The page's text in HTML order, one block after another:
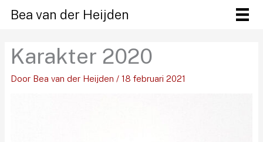
naar
inhoud
Bea van der Heijden
Karakter 2020
Door Bea van der Heijden / 18 februari 2021